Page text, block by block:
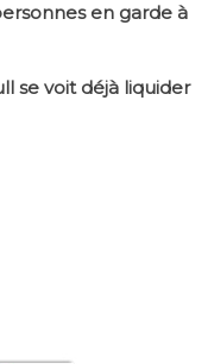
en garde à
se voit déjà liquider